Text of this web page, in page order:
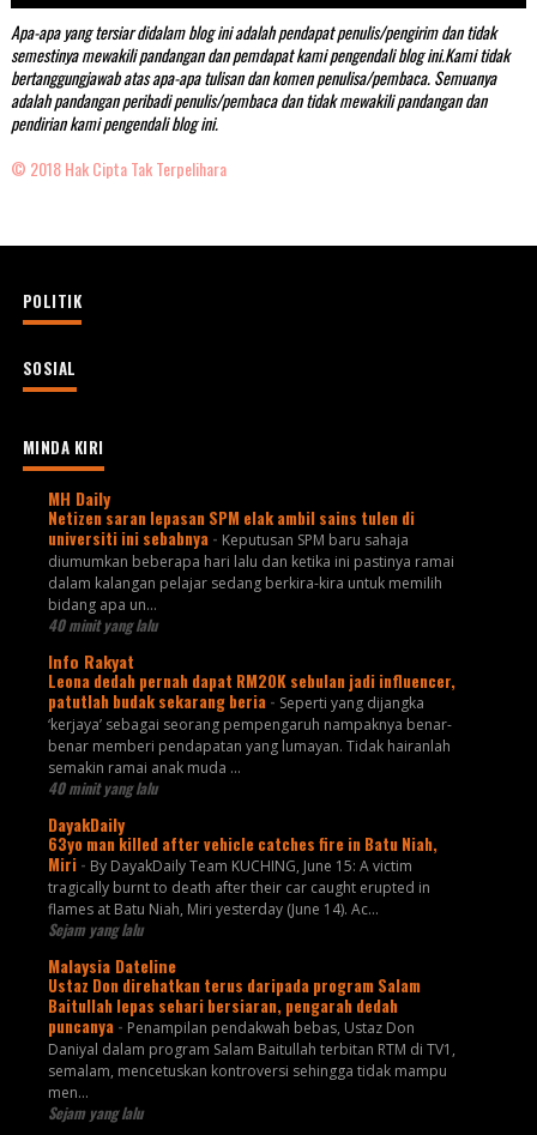
Apa-apa yang tersiar didalam blog ini adalah pendapat penulis/pengirim dan tidak
semestinya mewakili pandangan dan pemdapat kami pengendali blog ini.Kami tidak
bertanggungjawab atas apa-apa tulisan dan komen penulisa/pembaca. Semuanya
adalah pandangan peribadi penulis/pembaca dan tidak mewakili pandangan dan
pendirian kami pengendali blog ini.
© 2018 Hak Cipta Tak Terpelihara
POLITIK
SOSIAL
MINDA KIRI
MH Daily
Netizen saran lepasan SPM elak ambil sains tulen di
universiti ini sebabnya - Keputusan SPM baru sahaja
diumumkan beberapa hari lalu dan ketika ini pastinya ramai
dalam kalangan pelajar sedang berkira-kira untuk memilih
bidang apa un...
40 minit yang lalu
Info Rakyat
Leona dedah pernah dapat RM20K sebulan jadi influencer,
patutlah budak sekarang beria - Seperti yang dijangka
‘kerjaya’ sebagai seorang pempengaruh nampaknya benar-
benar memberi pendapatan yang lumayan. Tidak hairanlah
semakin ramai anak muda ...
40 minit yang lalu
DayakDaily
63yo man killed after vehicle catches fire in Batu Niah,
Miri - By DayakDaily Team KUCHING, June 15: A victim
tragically burnt to death after their car caught erupted in
flames at Batu Niah, Miri yesterday (June 14). Ac...
Sejam yang lalu
Malaysia Dateline
Ustaz Don direhatkan terus daripada program Salam
Baitullah lepas sehari bersiaran, pengarah dedah
puncanya - Penampilan pendakwah bebas, Ustaz Don
Daniyal dalam program Salam Baitullah terbitan RTM di TV1,
semalam, mencetuskan kontroversi sehingga tidak mampu
men...
Sejam yang lalu